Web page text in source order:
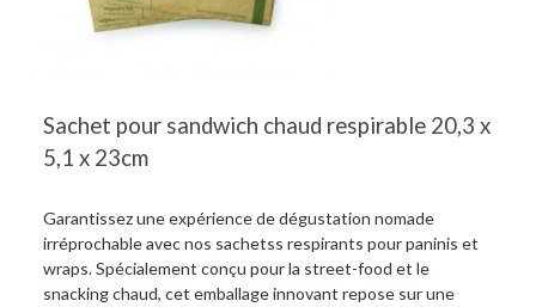
Sachet pour sandwich chaud respirable 20,3 x
5,1 x 23cm
Garantissez une expérience de dégustation nomade
irréprochable avec nos sachetss respirants pour paninis et
wraps. Spécialement conçu pour la street-food et le
snacking chaud, cet emballage innovant repose sur une